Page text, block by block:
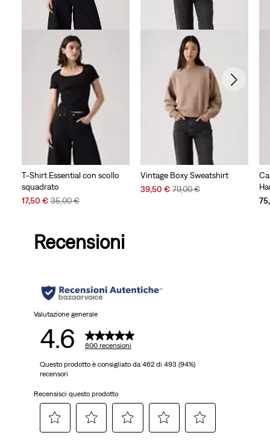
T-Shirt Essential con scollo
squadrato
Sale
17,50 €Original
35,00 €
Vintage Boxy Sweatshirt
Sale
39,50 € Original
79,00 €
Recensioni
Valutazione generale
4.6 800 recensioni
Questo prodotto è consigliato da 462 di 493 (94%)
recensori
Recensisci questo prodotto